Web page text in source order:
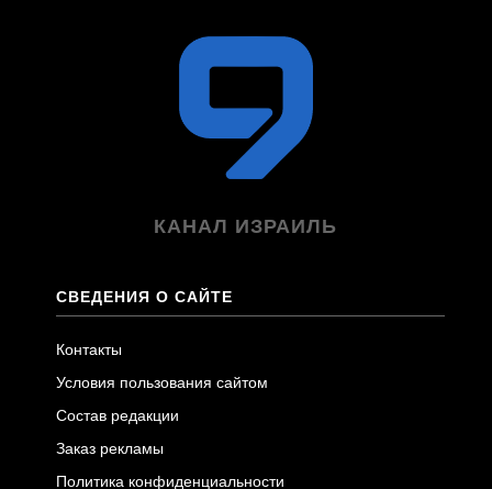
КАНАЛ ИЗРАИЛЬ
СВЕДЕНИЯ О САЙТЕ
Контакты
Условия пользования сайтом
Состав редакции
Заказ рекламы
Политика конфиденциальности